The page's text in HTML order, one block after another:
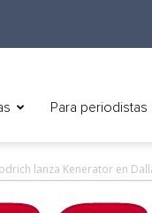
Para periodistas
lanza Kenerator en